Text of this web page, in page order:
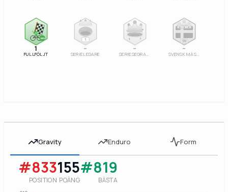
Gravity Enduro Form
#833
POSITION
155
POÄNG
#819
BÄSTA
100%
1
FULLFÖLJT
1
–
SERIELEDARE
–
SERIESEGRARE
SM
–
SVENSK MÄSTARE